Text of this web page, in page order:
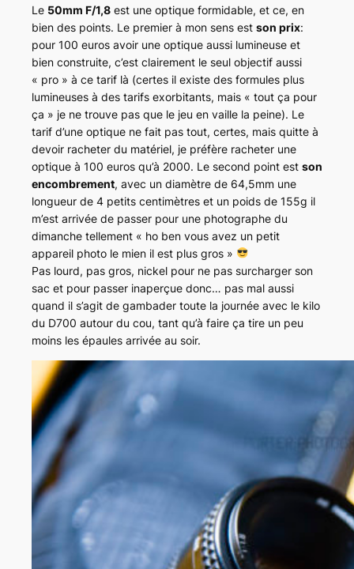
Le 50mm F/1,8 est une optique formidable, et ce, en
bien des points. Le premier à mon sens est son prix:
pour 100 euros avoir une optique aussi lumineuse et
bien construite, c’est clairement le seul objectif aussi
« pro » à ce tarif là (certes il existe des formules plus
lumineuses à des tarifs exorbitants, mais « tout ça pour
ça » je ne trouve pas que le jeu en vaille la peine). Le
tarif d’une optique ne fait pas tout, certes, mais quitte à
devoir racheter du matériel, je préfère racheter une
optique à 100 euros qu’à 2000. Le second point est son
encombrement, avec un diamètre de 64,5mm une
longueur de 4 petits centimètres et un poids de 155g il
m’est arrivée de passer pour une photographe du
dimanche tellement « ho ben vous avez un petit
appareil photo le mien il est plus gros »
Pas lourd, pas gros, nickel pour ne pas surcharger son
sac et pour passer inaperçue donc… pas mal aussi
quand il s’agit de gambader toute la journée avec le kilo
du D700 autour du cou, tant qu’à faire ça tire un peu
moins les épaules arrivée au soir.